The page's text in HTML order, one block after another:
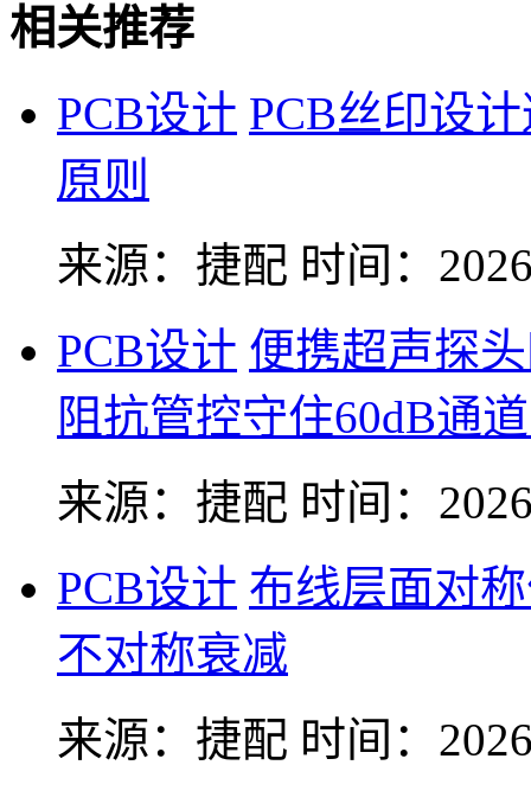
相关推荐
PCB设计 PCB丝印设
原则
来源：捷配 时间：
PCB设计 便携超声探
阻抗管控守住60dB通
来源：捷配 时间：
PCB设计 布线层面对
不对称衰减
来源：捷配 时间：